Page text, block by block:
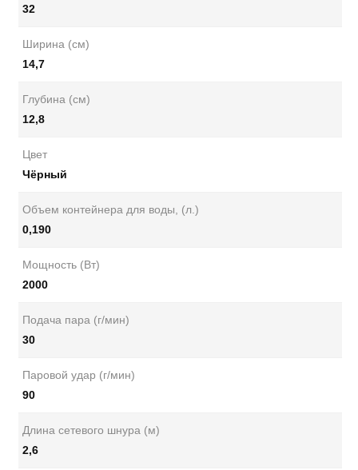
32
Ширина (см)
14,7
Глубина (см)
12,8
Цвет
Чёрный
Объем контейнера для воды, (л.)
0,190
Мощность (Вт)
2000
Подача пара (г/мин)
30
Паровой удар (г/мин)
90
Длина сетевого шнура (м)
2,6